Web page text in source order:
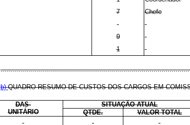
7 Chefe
9
1
b)QUADRO RESUMO DE CUSTOS DOS CARGOS EM
DAS-
UNITÁRIO
SITUAÇÃO ATUAL
QTDE.
VALOR TOTAL